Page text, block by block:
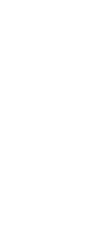
לענף הבנייה בישראל
מגילת